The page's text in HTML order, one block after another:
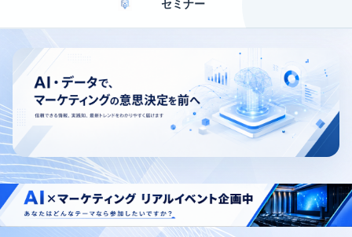
セミナー